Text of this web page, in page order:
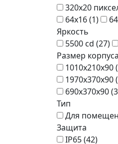
320x20
64x16 (1)
Яркость
5500 cd (27)
Размер корпуса
1010x210x90 (
1970x370x90 (
690x370x90 (3
Тип
Для
Защита
IP65 (42)